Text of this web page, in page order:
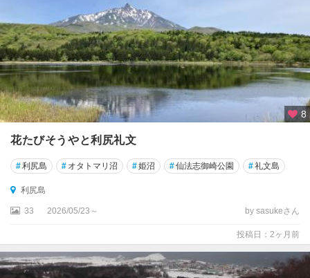
8
花たびそうやと利尻礼文
#利尻島 # オタトマリ沼 #姫沼 #仙法志御崎公園 #礼文島
利尻島
33 2026/05/23～ by sasukeさん
投稿日：2ヶ月前